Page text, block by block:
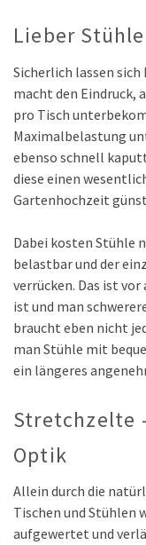
Lieber
Sicherlich lassen sich
macht den Eindruck,
pro Tisch
Maximalbelastung
ebenso schnell
diese einen
Gartenhochzeit
Dabei kosten Stühle
belastbar und der
verrücken. Das ist
ist und man
braucht eben nicht
man Stühle mit
ein längeres
Stretchzelte
Optik
Allein durch die
Tischen und Stühlen
aufgewertet und